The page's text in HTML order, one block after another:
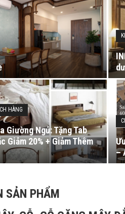
HÀNG
Giường Ngủ: Tặng Tab
Giảm 20% + Giảm Thêm
–
SẢN PHẨM